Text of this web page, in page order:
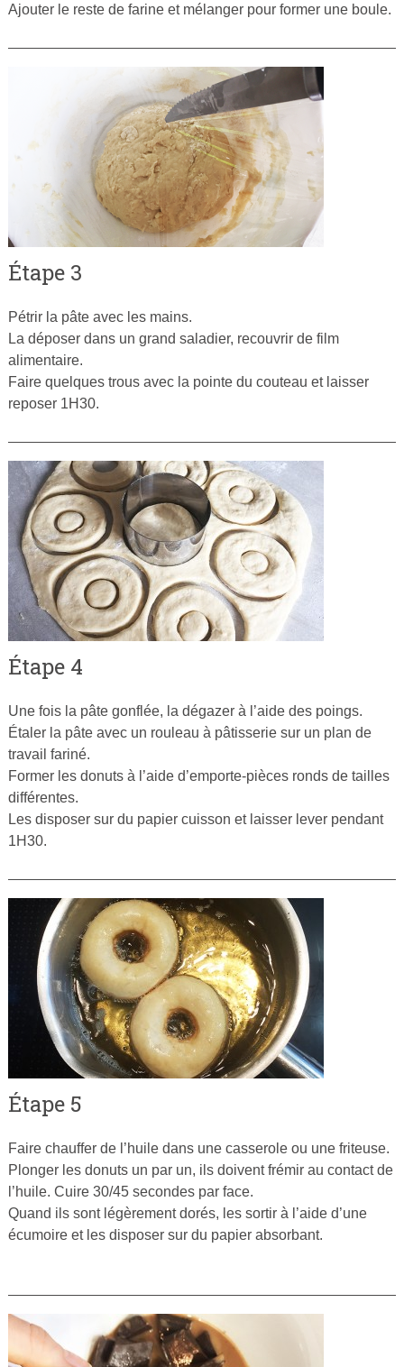
Ajouter le reste de farine et mélanger pour former une boule.
Étape 3
Pétrir la pâte avec les mains.
La déposer dans un grand saladier, recouvrir de film
alimentaire.
Faire quelques trous avec la pointe du couteau et laisser
reposer 1H30.
Étape 4
Une fois la pâte gonflée, la dégazer à l’aide des poings.
Étaler la pâte avec un rouleau à pâtisserie sur un plan de
travail fariné.
Former les donuts à l’aide d’emporte-pièces ronds de tailles
différentes.
Les disposer sur du papier cuisson et laisser lever pendant
1H30.
Étape 5
Faire chauffer de l’huile dans une casserole ou une friteuse.
Plonger les donuts un par un, ils doivent frémir au contact de
l’huile. Cuire 30/45 secondes par face.
Quand ils sont légèrement dorés, les sortir à l’aide d’une
écumoire et les disposer sur du papier absorbant.